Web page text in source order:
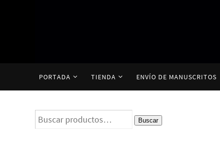
contenido
PORTADA TIENDA ENVÍO DE MANUSCRITOS
Buscar
por:
Buscar